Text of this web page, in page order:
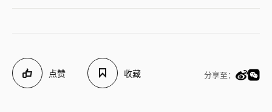
点赞 收藏 分享至：